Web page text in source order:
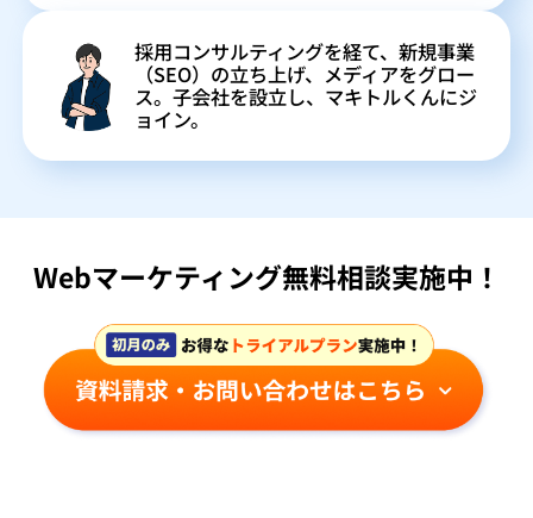
採用コンサルティングを経て、新規事業
（SEO）の立ち上げ、メディアをグロー
ス。子会社を設立し、マキトルくんにジ
ョイン。
Webマーケティング無料相談実施中！